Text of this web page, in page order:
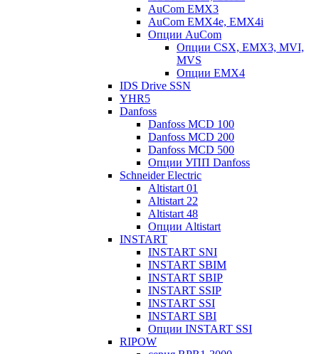
AuCom EMX3
AuCom EMX4e, EMX4i
Опции AuCom
Опции CSX, EMX3, MVI,
MVS
Опции EMX4
IDS Drive SSN
YHR5
Danfoss
Danfoss MCD 100
Danfoss MCD 200
Danfoss MCD 500
Опции УПП Danfoss
Schneider Electric
Altistart 01
Altistart 22
Altistart 48
Опции Altistart
INSTART
INSTART SNI
INSTART SBIM
INSTART SBIP
INSTART SSIP
INSTART SSI
INSTART SBI
Опции INSTART SSI
RIPOW